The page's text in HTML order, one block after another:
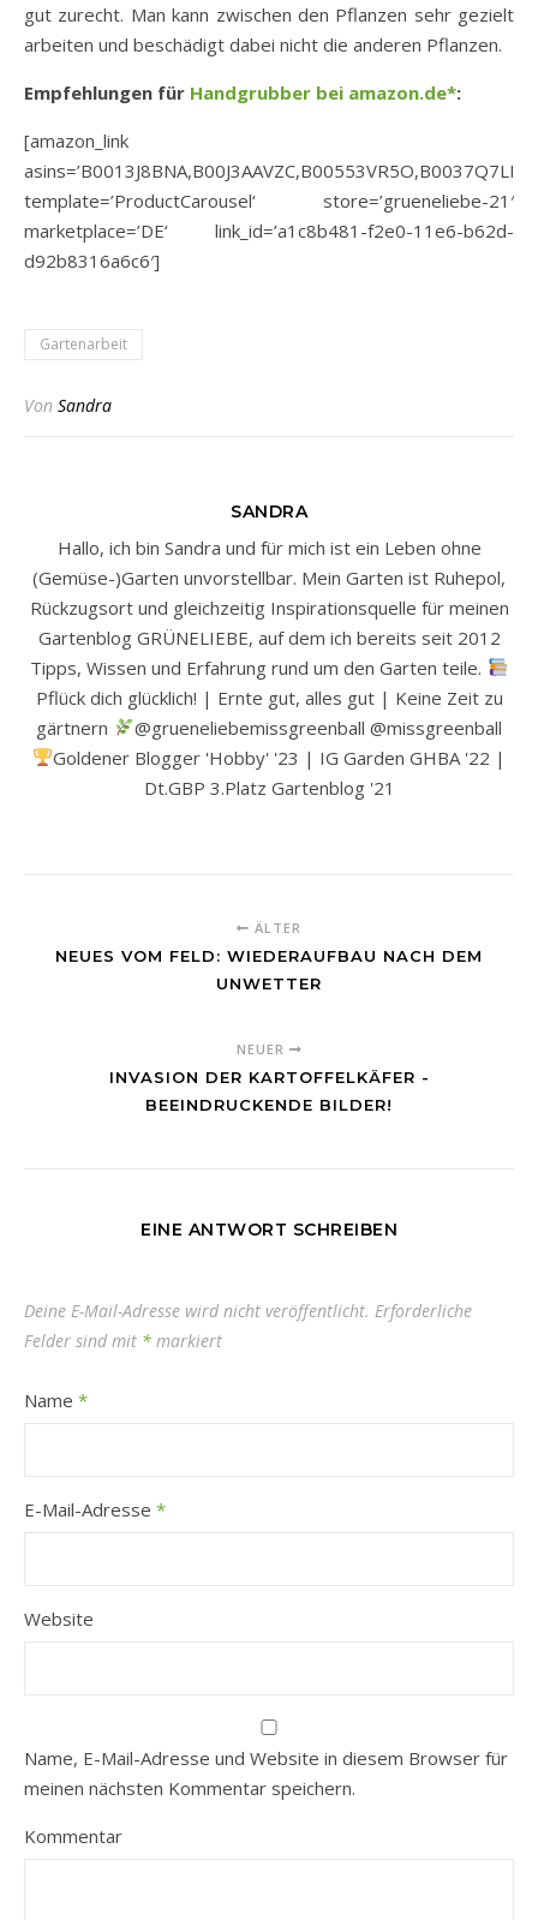
gut zurecht. Man kann zwischen den Pflanzen sehr gezielt
arbeiten und beschädigt dabei nicht die anderen Pflanzen.
Empfehlungen für Handgrubber bei amazon.de*:
[amazon_link
asins=’B0013J8BNA,B00J3AAVZC,B00553VR5O,B0037Q7LI8′
template=’ProductCarousel‘ store=’grueneliebe-21′
marketplace=’DE‘ link_id=’a1c8b481-f2e0-11e6-b62d-
d92b8316a6c6′]
Gartenarbeit
Von Sandra
SANDRA
Hallo, ich bin Sandra und für mich ist ein Leben ohne
(Gemüse-)Garten unvorstellbar. Mein Garten ist Ruhepol,
Rückzugsort und gleichzeitig Inspirationsquelle für meinen
Gartenblog GRÜNELIEBE, auf dem ich bereits seit 2012
Tipps, Wissen und Erfahrung rund um den Garten teile.
Pflück dich glücklich! | Ernte gut, alles gut | Keine Zeit zu
gärtnern
@grueneliebemissgreenball @missgreenball
Goldener Blogger 'Hobby' '23 | IG Garden GHBA '22 |
Dt.GBP 3.Platz Gartenblog '21
ÄLTER
NEUES VOM FELD: WIEDERAUFBAU NACH DEM
UNWETTER
NEUER
INVASION DER KARTOFFELKÄFER -
BEEINDRUCKENDE BILDER!
EINE ANTWORT SCHREIBEN
Deine E-Mail-Adresse wird nicht veröffentlicht. Erforderliche
Felder sind mit * markiert
Name *
E-Mail-Adresse *
Website
Name, E-Mail-Adresse und Website in diesem Browser für
meinen nächsten Kommentar speichern.
Kommentar